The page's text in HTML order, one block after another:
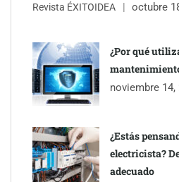
Revista ÉXITOIDEA octubre
¿Por qué
noviembre 14,
¿Estás
electricista?
adecuado